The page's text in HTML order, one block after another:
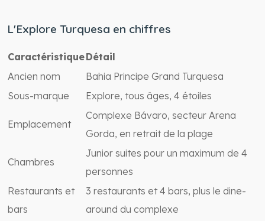
L'Explore Turquesa en chiffres
CaractéristiqueDétail
Ancien nom
Bahia Principe Grand Turquesa
Sous-marque
Explore, tous âges, 4 étoiles
Emplacement
Complexe Bávaro, secteur Arena
Gorda, en retrait de la plage
Chambres
Junior suites pour un maximum de 4
personnes
Restaurants et
bars
3 restaurants et 4 bars, plus le dine-
around du complexe